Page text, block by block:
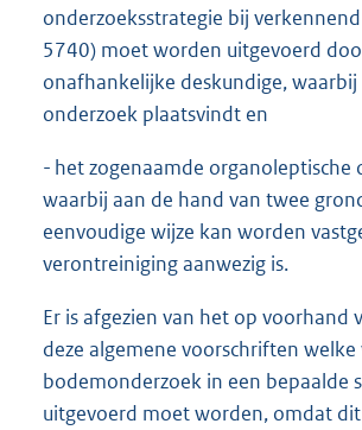
onderzoeksstrategie bij
5740) moet worden uitgevoerd
onafhankelijke deskundige,
onderzoek plaatsvindt en
- het zogenaamde organoleptische
waarbij aan de hand van twee
eenvoudige wijze kan worden
verontreiniging aanwezig is.
Er is afgezien van het op voorhand
deze algemene voorschriften welke
bodemonderzoek in een bepaalde
uitgevoerd moet worden, omdat